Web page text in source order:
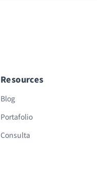
Resources
Blog
Portafolio
Consulta